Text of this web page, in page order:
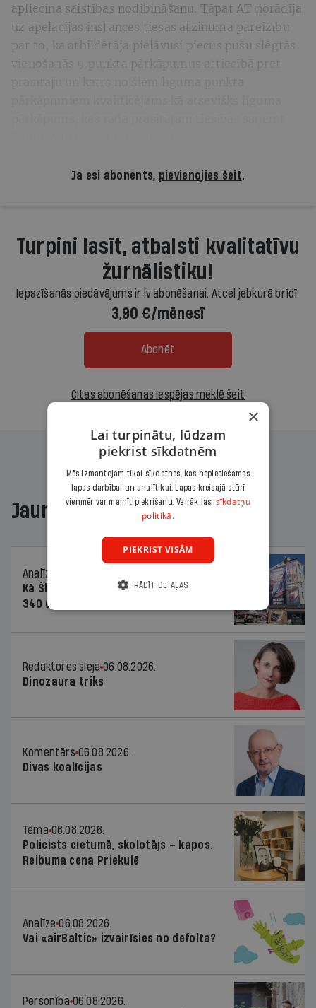
apliecina saistības nodibināšanu. Tāpat AT norādīja
uz apelācijas instances tiesas atzinuma pareizību
par to, ka atbildētāja pieļāvusi piecus pušu slēgtās
Ja esi abonents, pievienojies šeit.
Turpini lasīt, atbalsti kvalitatīvu
žurnālistiku!
Iepazīšanās piedāvājums ir.lv abonēšanai. Atcel jebkurā brīdī.
3,90 €/mēnesī
Abonēt
Citas abonēšanas iespējas meklē šeit
Jaunākajā žurnālā
Analīze
Kā Šlesera partija palika nesodīta par
340 000 vērtu reklāmas kampaņu
Redaktores sleja 06.08.2026.
Dinozaura triks
Komentārs 06.08.2026.
Divas koalīcijas
Tēma 06.08.2026.
Policists cietumā, skolotājs – kapos.
Reibuma cena Priekulē
Analīze 06.08.2026.
Vai «airBaltic» izvairīsies no defolta?
Personība 06.08.2026.
×
Lai turpinātu, lūdzam
piekrist sīkdatnēm
Mēs izmantojam tikai sīkdatnes, kas nepieciešamas
lapas darbībai un analītikai. Lapas kreisajā stūrī
vienmēr var mainīt piekrišanu. Vairāk lasi sīkdatņu
politikā.
PIEKRIST VISĀM
RĀDĪT DETAĻAS